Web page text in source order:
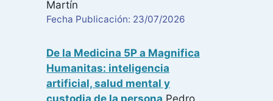
Martín
Fecha Publicación: 23/07/2026
De la Medicina 5P a Magnifica
Humanitas: inteligencia
artificial, salud mental y